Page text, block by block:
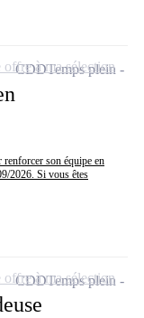
renforcer son équipe en
2026. Si vous êtes
CDDTemps plein
offre à ma sélection
CDDTemps plein
offre à ma sélection